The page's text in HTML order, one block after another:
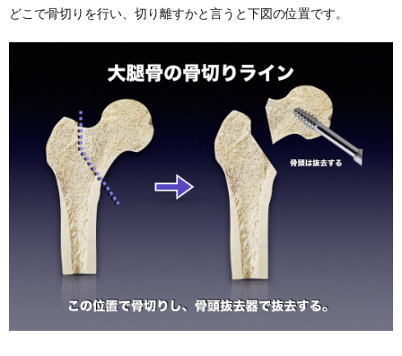
どこで骨切りを行い、切り離すかと言うと下図の位置です。